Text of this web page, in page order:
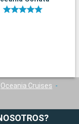
Oceania Cruises